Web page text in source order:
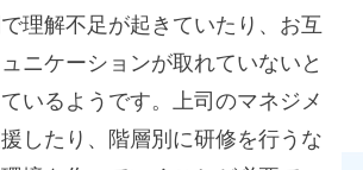
理解不足が起きていたり、お互
ニケーションが取れていないと
いるようです。上司のマネジメ
したり、階層別に研修を行うな